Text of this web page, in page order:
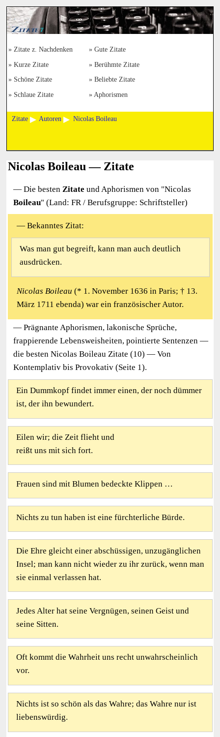
Zitate z. Nachdenken Gute Zitate
Kurze Zitate Berühmte Zitate
Schöne Zitate Beliebte Zitate
Schlaue Zitate Aphorismen
Zitate Autoren Nicolas Boileau
Nicolas Boileau — Zitate
— Die besten Zitate und Aphorismen von "Nicolas
Boileau" (Land: FR / Berufsgruppe: Schriftsteller)
— Bekanntes Zitat:
Was man gut begreift, kann man auch deutlich
ausdrücken.
Nicolas Boileau (* 1. November 1636 in Paris; † 13.
März 1711 ebenda) war ein französischer Autor.
— Prägnante Aphorismen, lakonische Sprüche,
frappierende Lebensweisheiten, pointierte Sentenzen —
die besten Nicolas Boileau Zitate (10) — Von
Kontemplativ bis Provokativ (Seite 1).
Ein Dummkopf findet immer einen, der noch dümmer
ist, der ihn bewundert.
Eilen wir; die Zeit flieht und
reißt uns mit sich fort.
Frauen sind mit Blumen bedeckte Klippen …
Nichts zu tun haben ist eine fürchterliche Bürde.
Die Ehre gleicht einer abschüssigen, unzugänglichen
Insel; man kann nicht wieder zu ihr zurück, wenn man
sie einmal verlassen hat.
Jedes Alter hat seine Vergnügen, seinen Geist und
seine Sitten.
Oft kommt die Wahrheit uns recht unwahrscheinlich
vor.
Nichts ist so schön als das Wahre; das Wahre nur ist
liebenswürdig.